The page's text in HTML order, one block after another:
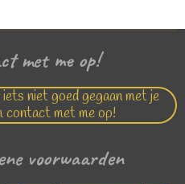
met me op!
niet goed gegaan met je
contact met me op!
voorwaarden